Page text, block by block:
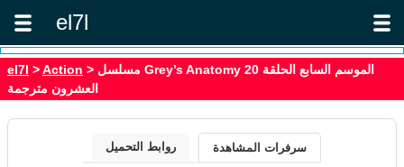
el7l
el7l >Action > مسلسل Grey’s Anatomy الموسم السابع الحلقة 20
العشرون مترجمة
سرفرات المشاهدة روابط التحميل